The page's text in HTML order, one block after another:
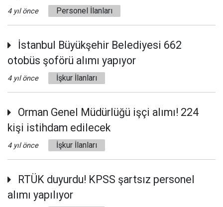
4 yıl önce Personel İlanları
İstanbul Büyükşehir Belediyesi 662
otobüs şoförü alımı yapıyor
4 yıl önce İşkur İlanları
Orman Genel Müdürlüğü işçi alımı! 224
kişi istihdam edilecek
4 yıl önce İşkur İlanları
RTÜK duyurdu! KPSS şartsız personel
alımı yapılıyor